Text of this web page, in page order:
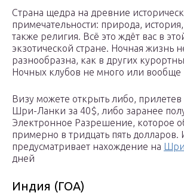
Страна щедра на древние
примечательности: природа,
также религия. Всё это ждёт вас в
экзотической стране. Ночная жизнь
разнообразна, как в других
Ночных клубов не много или вообще
Визу можете открыть либо, прилетев
Шри-Ланки за 40$, либо заранее
Электронное Разрешение, которое
примерно в тридцать пять долларов.
предусматривает нахождение на
дней
Индия (ГОА)